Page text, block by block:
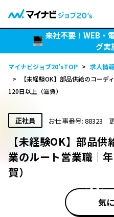
来社不要！WEB・
グ実
マイナビジョブ20’sTOP > 求人情報
>
【未経験OK】部品供給のコーデ
120日以上（滋賀）
正社員 お仕事番号: 88323
【未経験OK】部品
業のルート営業職｜
賀）
気